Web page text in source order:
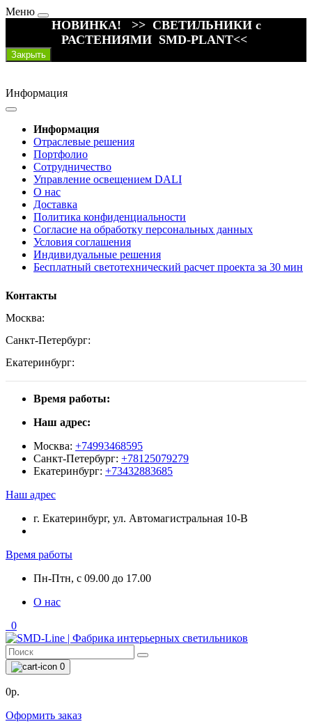
Меню
НОВИНКА! >> СВЕТИЛЬНИКИ с
РАСТЕНИЯМИ SMD-PLANT<<
Закрыть
Информация
Информация
Отраслевые решения
Портфолио
Сотрудничество
Управление освещением DALI
О нас
Доставка
Политика конфиденциальности
Согласие на обработку персональных данных
Условия соглашения
Индивидуальные решения
Бесплатный светотехнический расчет проекта за 30 мин
Контакты
Москва:
Санкт-Петербург:
Екатеринбург:
Время работы:
Наш адрес:
Москва: +74993468595
Санкт-Петербург: +78125079279
Екатеринбург: +73432883685
Наш адрес
г. Екатеринбург, ул. Автомагистральная 10-В
Время работы
Пн-Птн, с 09.00 до 17.00
О нас
0
0
0р.
Оформить заказ